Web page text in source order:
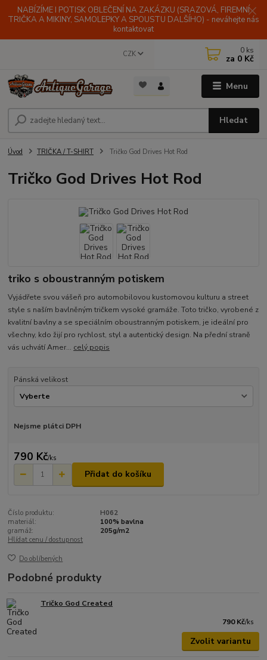
NABÍZÍME I POTISK OBLEČENÍ NA ZAKÁZKU (SRAZOVÁ, FIREMNÍ
TRIČKA A MIKINY, SAMOLEPKY A SPOUSTU DALŠÍHO) - neváhejte nás
kontaktovat
Menu
CZK
Hledat
0 ks
za 0 Kč
Úvod TRIČKA / T-SHIRT Tričko God Drives Hot Rod
Tričko God Drives Hot Rod
triko s oboustranným potiskem
Vyjádřete svou vášeň pro automobilovou kustomovou kulturu a street
style s naším bavlněným tričkem vysoké gramáže. Toto tričko, vyrobené z
kvalitní bavlny a se speciálním oboustranným potiskem, je ideální pro
všechny, kdo žijí pro rychlost, styl a autentický design. Na přední straně
vás uchvátí Amer... celý popis
Pánská velikost
Nejsme plátci DPH
790 Kč/ks
Přidat do košíku
Číslo produktu:
H062
materiál:
100% bavlna
gramáž:
205g/m2
Hlídat cenu / dostupnost
Do oblíbených
Podobné produkty
Tričko God Created
790 Kč/ks
Zvolit variantu